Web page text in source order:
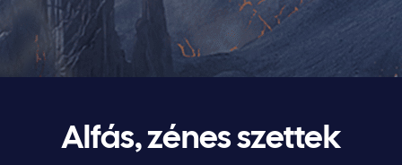
Alfás, zénes szettek